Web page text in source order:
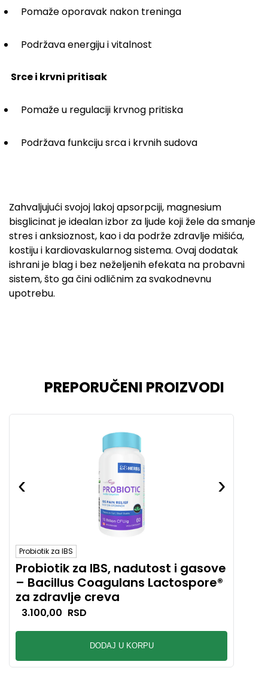
Pomaže oporavak nakon treninga
Podržava energiju i vitalnost
Srce i krvni pritisak
Pomaže u regulaciji krvnog pritiska
Podržava funkciju srca i krvnih sudova
Zahvaljujući svojoj lakoj apsorpciji, magnesium
bisglicinat je idealan izbor za ljude koji žele da smanje
stres i anksioznost, kao i da podrže zdravlje mišića,
kostiju i kardiovaskularnog sistema. Ovaj dodatak
ishrani je blag i bez neželjenih efekata na probavni
sistem, što ga čini odličnim za svakodnevnu
upotrebu.
PREPORUČENI PROIZVODI
‹ ›
Probiotik za IBS
Probiotik za IBS, nadutost i gasove
– Bacillus Coagulans Lactospore®
za zdravlje creva
3.100,00 RSD
DODAJ U KORPU